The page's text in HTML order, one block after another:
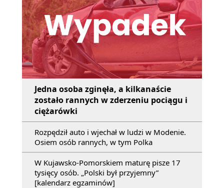
Jedna osoba zginęła, a kilkanaście
zostało rannych w zderzeniu pociągu i
ciężarówki
Rozpędził auto i wjechał w ludzi w Modenie.
Osiem osób rannych, w tym Polka
W Kujawsko-Pomorskiem maturę pisze 17
tysięcy osób. „Polski był przyjemny”
[kalendarz egzaminów]